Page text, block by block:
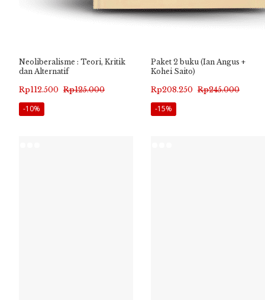
Neoliberalisme : Teori, Kritik
dan Alternatif
Rp125.000
Harga
aslinya
Rp112.500
Harga
saat
-10%
Paket 2 buku (Ian Angus +
Kohei Saito)
Rp245.000
Harga
aslinya
Rp208.250
Harga
saat
-15%